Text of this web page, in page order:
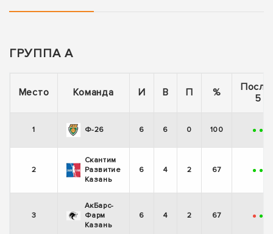
ГРУППА А
Место Команда И В П %
5
1 Ф-26 6 6 0 100 + +
2
Скантим
Развитие
Казань
6 4 2 67 + +
3
АкБарс-
Фарм
Казань
6 4 2 67 - +